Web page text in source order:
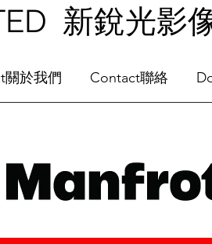
新銳光影
關於我們 Contact聯絡